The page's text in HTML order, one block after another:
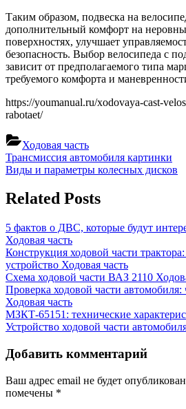
Таким образом, подвеска на
дополнительный комфорт на
поверхностях, улучшает
безопасность. Выбор велосипеда с
зависит от предполагаемого типа
требуемого комфорта и
https://youmanual.ru/xodovaya-cast-
rabotaet/
Ходовая часть
Навигация
по
записям
Previous
Post:
Трансмиссия автомобиля картинки
Next
Виды и параметры колесных дисков
Related Posts
5 фактов о ДВС, которые будут
Ходовая часть
Конструкция ходовой части
устройство Ходовая часть
Схема ходовой части ВАЗ 2110
Проверка ходовой части автомобиля:
Ходовая часть
МЗКТ-65151: технические
Устройство ходовой части
Добавить комментарий
Ваш адрес email не будет
помечены *